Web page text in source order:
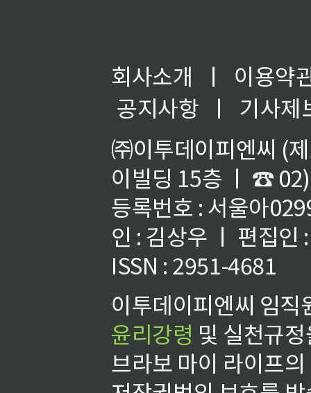
회사소개 ㅣ
이용약
공지사항
ㅣ
기사제
㈜이투데이피엔씨 (
이빌딩 15층 ㅣ ☎
등록번호 : 서울아
인 : 김상우 ㅣ 편집인
ISSN : 2951-4681
이투데이피엔씨 임
윤리강령 및 실천규
브라보 마이 라이프